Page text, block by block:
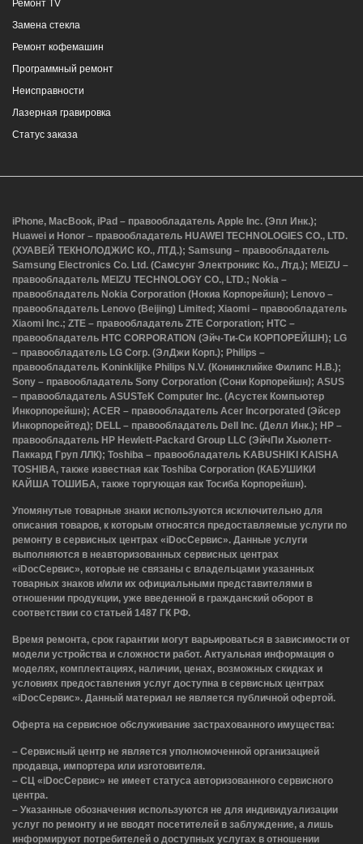
Ремонт TV
Замена стекла
Ремонт кофемашин
Программный ремонт
Неисправности
Лазерная гравировка
Статус заказа
iPhone, MacBook, iPad – правообладатель Apple Inc. (Эпл Инк.);
Huawei и Honor – правообладатель HUAWEI TECHNOLOGIES CO., LTD.
(ХУАВЕЙ ТЕКНОЛОДЖИС КО., ЛТД.); Samsung – правообладатель
Samsung Electronics Co. Ltd. (Самсунг Электроникс Ко., Лтд.); MEIZU –
правообладатель MEIZU TECHNOLOGY CO., LTD.; Nokia –
правообладатель Nokia Corporation (Нокиа Корпорейшн); Lenovo –
правообладатель Lenovo (Beijing) Limited; Xiaomi – правообладатель
Xiaomi Inc.; ZTE – правообладатель ZTE Corporation; HTC –
правообладатель HTC CORPORATION (Эйч-Ти-Си КОРПОРЕЙШН); LG
– правообладатель LG Corp. (ЭлДжи Корп.); Philips –
правообладатель Koninklijke Philips N.V. (Конинклийке Филипс Н.В.);
Sony – правообладатель Sony Corporation (Сони Корпорейшн); ASUS
– правообладатель ASUSTeK Computer Inc. (Асустек Компьютер
Инкорпорейшн); ACER – правообладатель Acer Incorporated (Эйсер
Инкорпорейтед); DELL – правообладатель Dell Inc. (Делл Инк.); HP –
правообладатель HP Hewlett-Packard Group LLC (ЭйчПи Хьюлетт-
Паккард Груп ЛЛК); Toshiba – правообладатель KABUSHIKI KAISHA
TOSHIBA, также известная как Toshiba Corporation (КАБУШИКИ
КАЙША ТОШИБА, также торгующая как Тосиба Корпорейшн).
Упомянутые товарные знаки используются исключительно для
описания товаров, к которым относятся предоставляемые услуги по
ремонту в сервисных центрах «iDocСервис». Данные услуги
выполняются в неавторизованных сервисных центрах
«iDocСервис», которые не связаны с владельцами указанных
товарных знаков и/или их официальными представителями в
отношении продукции, уже введенной в гражданский оборот в
соответствии со статьей 1487 ГК РФ.
Время ремонта, срок гарантии могут варьироваться в зависимости от
модели устройства и сложности работ. Актуальная информация о
моделях, комплектациях, наличии, ценах, возможных скидках и
условиях предоставления услуг доступна в сервисных центрах
«iDocСервис». Данный материал не является публичной офертой.
Оферта на сервисное обслуживание застрахованного имущества:
– Сервисный центр не является уполномоченной организацией
продавца, импортера или изготовителя.
– СЦ «iDocСервис» не имеет статуса авторизованного сервисного
центра.
– Указанные обозначения используются не для индивидуализации
услуг по ремонту и не вводят посетителей в заблуждение, а лишь
информируют потребителей о доступных услугах в отношении